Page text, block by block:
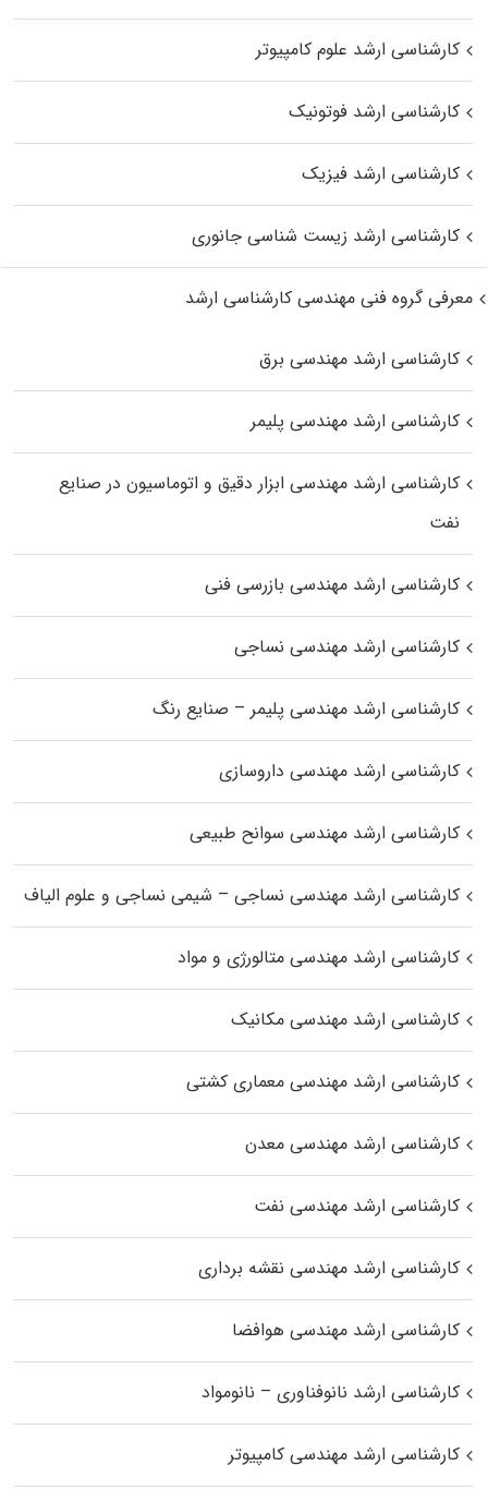
کارشناسی ارشد علوم کامپیوتر
کارشناسی ارشد فوتونیک
کارشناسی ارشد فیزیک
کارشناسی ارشد زیست‌ شناسی جانوری
معرفی گروه فنی مهندسی کارشناسی ارشد
کارشناسی ارشد مهندسی برق
کارشناسی ارشد مهندسی پلیمر
کارشناسی ارشد مهندسی ابزار دقیق و اتوماسیون در صنایع
نفت
کارشناسی ارشد مهندسی بازرسی فنی
کارشناسی ارشد مهندسی نساجی
کارشناسی ارشد مهندسی پلیمر – صنایع رنگ
کارشناسی ارشد مهندسی داروسازی
کارشناسی ارشد مهندسی سوانح طبیعی
کارشناسی ارشد مهندسی نساجی – شیمی نساجی و علوم الیاف
کارشناسی ارشد مهندسی متالورژی و مواد
کارشناسی ارشد مهندسی مکانیک
کارشناسی ارشد مهندسی معماری کشتی
کارشناسی ارشد مهندسی معدن
کارشناسی ارشد مهندسی نفت
کارشناسی ارشد مهندسی نقشه برداری
کارشناسی ارشد مهندسی هوافضا
کارشناسی ارشد نانوفناوری – نانومواد
کارشناسی ارشد مهندسی کامپیوتر